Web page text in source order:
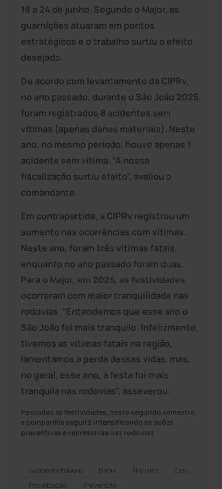
19 a 24 de junho. Segundo o Major, as
guarnições atuaram em pontos
estratégicos e o trabalho surtiu o efeito
desejado.
De acordo com levantamento da CIPRv,
no ano passado, durante o São João 2025,
foram registrados 8 acidentes sem
vítimas (apenas danos materiais). Neste
ano, no mesmo período, houve apenas 1
acidente sem vítima. “A nossa
fiscalização surtiu efeito”, avaliou o
comandante.
Em contrapartida, a CIPRv registrou um
aumento nas ocorrências com vítimas.
Neste ano, foram três vítimas fatais,
enquanto no ano passado foram duas.
Para o Major, em 2026, as festividades
ocorreram com maior tranquilidade nas
rodovias. “Entendemos que esse ano o
São João foi mais tranquilo. Infelizmente,
tivemos as vítimas fatais na região,
lamentamos a perda dessas vidas, mas,
no geral, esse ano, a festa foi mais
tranquila nas rodovias”, asseverou.
Passadas as festividades, neste segundo semestre,
a companhia seguirá intensificando as ações
preventivas e repressivas nas rodovias
Sudoeste Baiano Bahia Trânsito
Ciprv
Fiscalização
Prevenção